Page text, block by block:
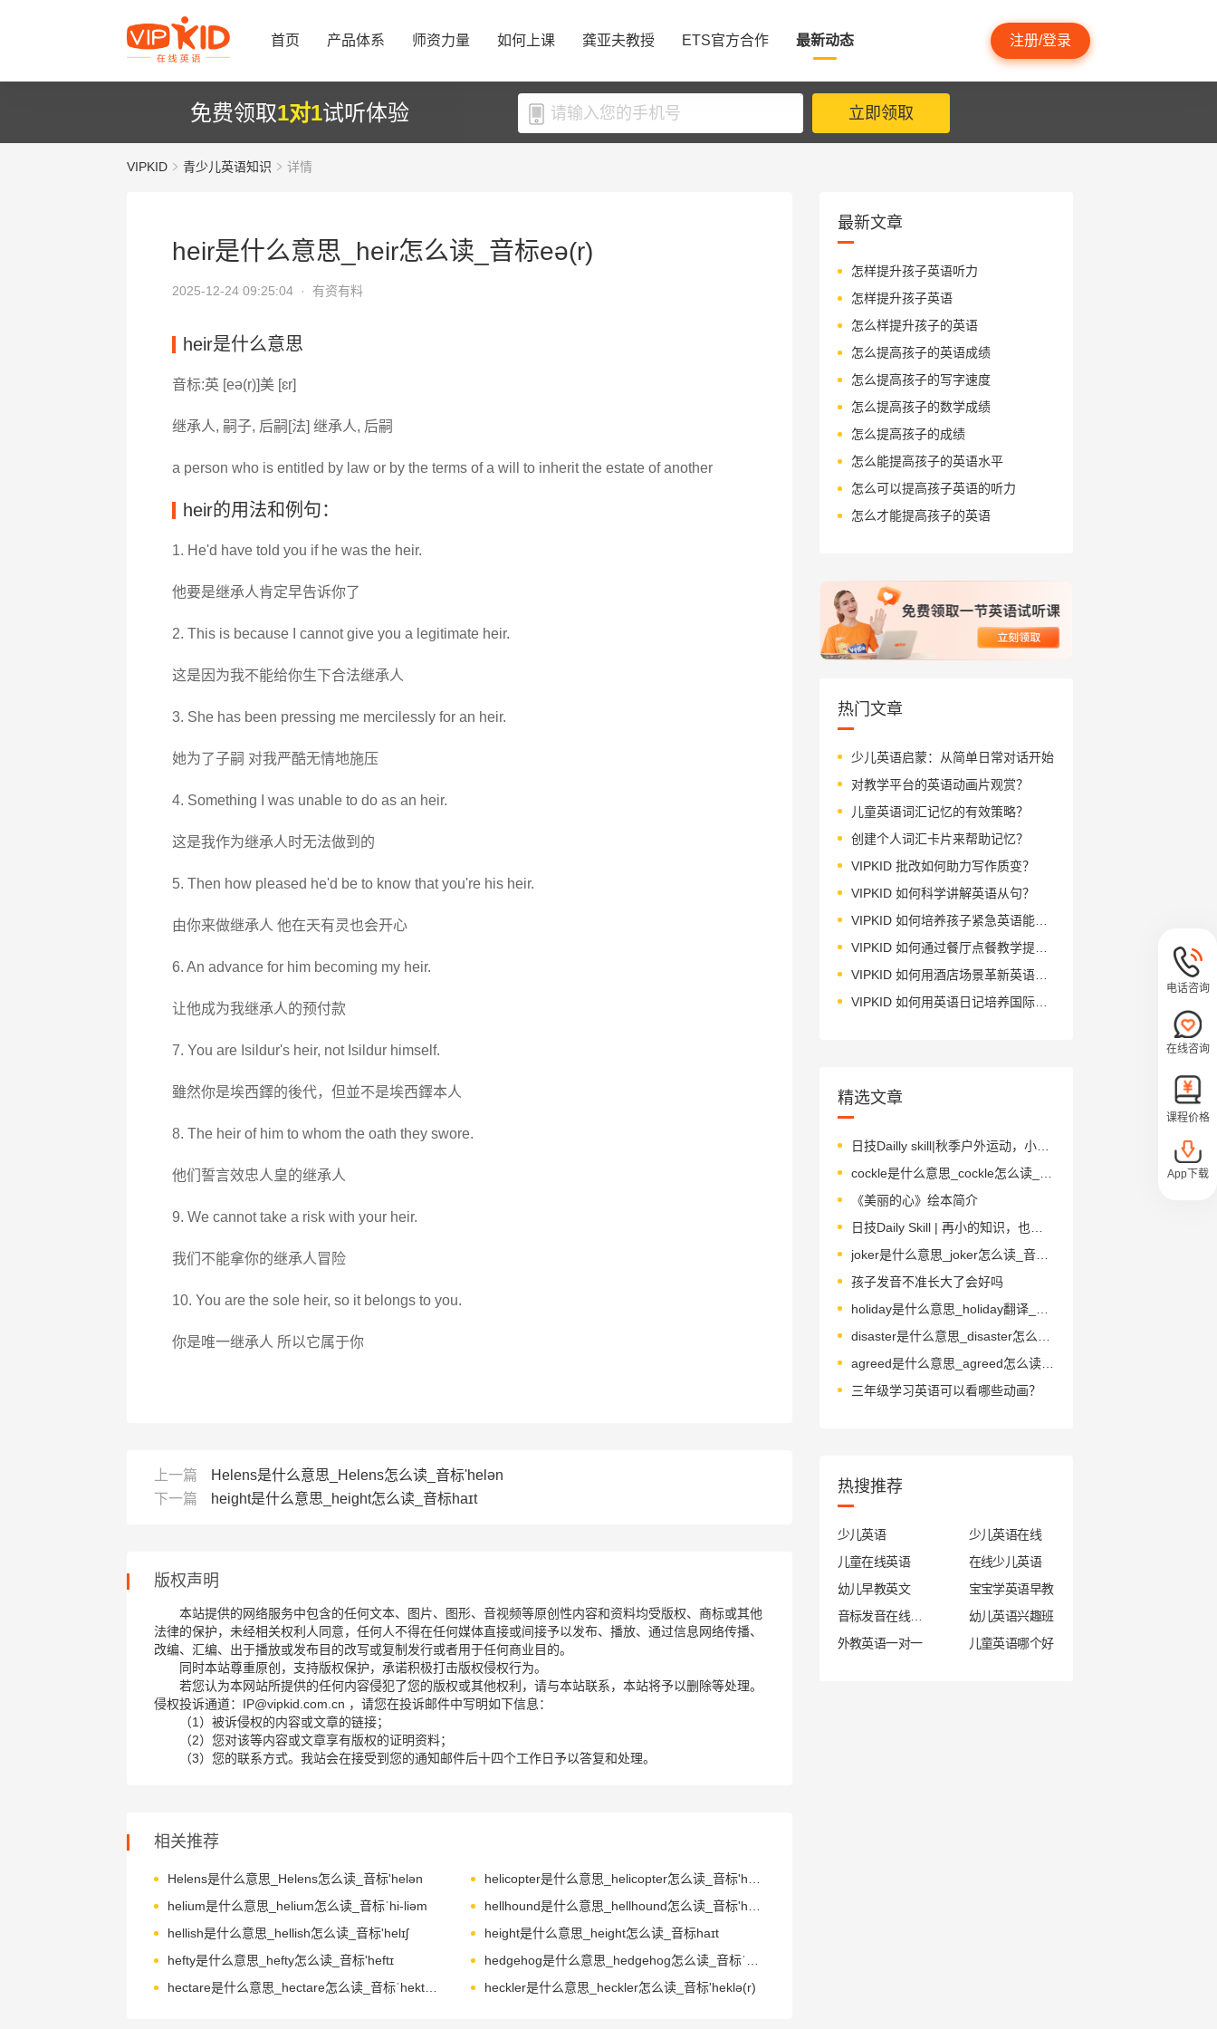
首页 产品体系 师资力量 如何上课 龚亚夫教授 ETS官方合作 最新动态 注册/登录
免费领取1对1试听体验 立即领取
VIPKID 青少儿英语知识 详情
heir是什么意思_heir怎么读_音标eə(r)
2025-12-24 09:25:04 · 有资有料
heir是什么意思
音标:英 [eə(r)]美 [ɛr]
继承人, 嗣子, 后嗣[法] 继承人, 后嗣
a person who is entitled by law or by the terms of a will to inherit the estate of another
heir的用法和例句：
1. He'd have told you if he was the heir.
他要是继承人肯定早告诉你了
2. This is because I cannot give you a legitimate heir.
这是因为我不能给你生下合法继承人
3. She has been pressing me mercilessly for an heir.
她为了子嗣 对我严酷无情地施压
4. Something I was unable to do as an heir.
这是我作为继承人时无法做到的
5. Then how pleased he'd be to know that you're his heir.
由你来做继承人 他在天有灵也会开心
6. An advance for him becoming my heir.
让他成为我继承人的预付款
7. You are Isildur's heir, not Isildur himself.
雖然你是埃西鐸的後代，但並不是埃西鐸本人
8. The heir of him to whom the oath they swore.
他们誓言效忠人皇的继承人
9. We cannot take a risk with your heir.
我们不能拿你的继承人冒险
10. You are the sole heir, so it belongs to you.
你是唯一继承人 所以它属于你
上一篇
Helens是什么意思_Helens怎么读_音标'helən
下一篇
height是什么意思_height怎么读_音标haɪt
版权声明
本站提供的网络服务中包含的任何文本、图片、图形、音视频等原创性内容和资料均受版权、商标或其他
法律的保护，未经相关权利人同意，任何人不得在任何媒体直接或间接予以发布、播放、通过信息网络传播、
改编、汇编、出于播放或发布目的改写或复制发行或者用于任何商业目的。
同时本站尊重原创，支持版权保护，承诺积极打击版权侵权行为。
若您认为本网站所提供的任何内容侵犯了您的版权或其他权利，请与本站联系，本站将予以删除等处理。
侵权投诉通道：IP@vipkid.com.cn ，请您在投诉邮件中写明如下信息：
（1）被诉侵权的内容或文章的链接；
（2）您对该等内容或文章享有版权的证明资料；
（3）您的联系方式。我站会在接受到您的通知邮件后十四个工作日予以答复和处理。
相关推荐
Helens是什么意思_Helens怎么读_音标'helən
helium是什么意思_helium怎么读_音标ˈhi-liəm
hellish是什么意思_hellish怎么读_音标'helɪʃ
height是什么意思_height怎么读_音标haɪt
hefty是什么意思_hefty怎么读_音标'heftɪ
hectare是什么意思_hectare怎么读_音标ˈhekteə(r)
heckler是什么意思_heckler怎么读_音标'heklə(r)
最新文章
怎样提升孩子英语听力
怎样提升孩子英语
怎么样提升孩子的英语
怎么提高孩子的英语成绩
怎么提高孩子的写字速度
怎么提高孩子的数学成绩
怎么提高孩子的成绩
怎么能提高孩子的英语水平
怎么可以提高孩子英语的听力
怎么才能提高孩子的英语
热门文章
少儿英语启蒙：从简单日常对话开始
对教学平台的英语动画片观赏？
儿童英语词汇记忆的有效策略？
创建个人词汇卡片来帮助记忆？
VIPKID 批改如何助力写作质变？
VIPKID 如何科学讲解英语从句？
VIPKID 如何培养孩子紧急英语能力？
VIPKID 如何通过餐厅点餐教学提升少儿英语应用能力？
VIPKID 如何用酒店场景革新英语教学？
VIPKID 如何用英语日记培养国际化人才？
精选文章
日技Dailly skill|秋季户外运动，小朋友们动起来！
《美丽的心》绘本简介
日技Daily Skill | 再小的知识，也要被善待！
joker是什么意思_joker怎么读_音标ˈdʒəʊkə(r)
孩子发音不准长大了会好吗
agreed是什么意思_agreed怎么读_音标ə'gri-d
三年级学习英语可以看哪些动画？
热搜推荐
少儿英语
少儿英语在线
儿童在线英语
在线少儿英语
幼儿早教英文
宝宝学英语早教
幼儿英语兴趣班
外教英语一对一
儿童英语哪个好
电话咨询
在线咨询
课程价格
App下载